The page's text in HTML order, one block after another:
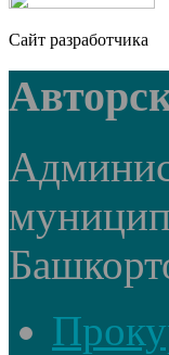
Сайт разработчика